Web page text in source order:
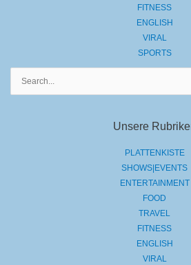
FITNESS
ENGLISH
VIRAL
SPORTS
Unsere
PLATTENKISTE
SHOWS|EVENTS
ENTERTAINMENT
FOOD
TRAVEL
FITNESS
ENGLISH
VIRAL